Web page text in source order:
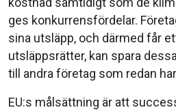
ges konkurrensfördelar.
sina utsläpp, och därmed får
utsläppsrätter, kan spara
till andra företag som redan
EU:s målsättning är att